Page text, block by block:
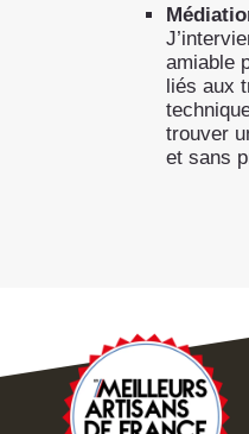
amiable
liés aux
trouver
et sans